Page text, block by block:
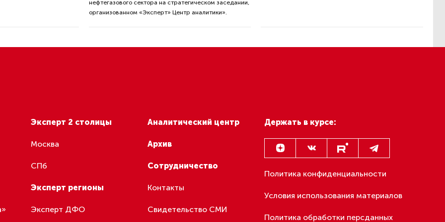
нефтегазового сектора на стратегическом заседании,
организованном «Эксперт» Центр аналитики».
Эксперт 2 столицы
Москва
СПб
Эксперт регионы
Эксперт ДФО
Аналитический центр
Архив
Сотрудничество
Контакты
Свидетельство СМИ
Держать в курсе:
Политика конфиденциальности
Условия использования материалов
Политика обработки персданных